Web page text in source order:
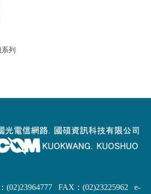
列
FAX：(02)23225962 e-